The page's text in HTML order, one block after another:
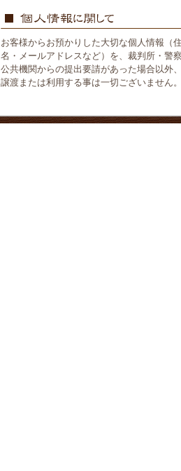
お客様からお預かりした大切な個人情報（
名・メールアドレスなど）を、裁判所・警
公共機関からの提出要請があった場合以外
譲渡または利用する事は一切ございません。